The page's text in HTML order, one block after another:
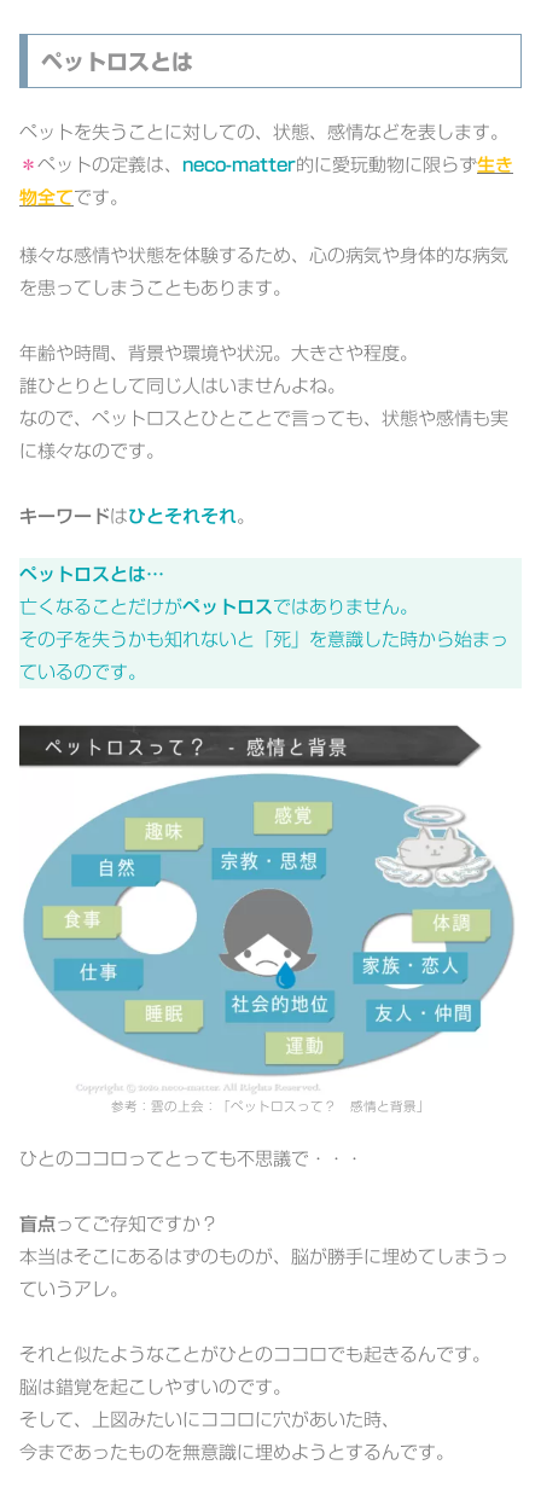
ペットロスとは
ペットを失うことに対しての、状態、感情などを表します。
＊ ペットの定義は、 neco-matter的に愛玩動物に限らず生き
物全てです。
様々な感情や状態を体験するため、心の病気や身体的な病気
を患ってしまうこともあります。
年齢や時間、背景や環境や状況。大きさや程度。
誰ひとりとして同じ人はいませんよね。
なので、ペットロスとひとことで言っても、状態や感情も実
に様々なのです。
キーワードはひとそれそれ。
ペットロスとは…
亡くなることだけがペットロスではありません。
その子を失うかも知れないと「死」を意識した時から始まっ
ているのです。
参考：雲の上会：「ペットロスって？ 感情と背景」
ひとのココロってとっても不思議で・・・
盲点ってご存知ですか？
本当はそこにあるはずのものが、脳が勝手に埋めてしまうっ
ていうアレ。
それと似たようなことがひとのココロでも起きるんです。
脳は錯覚を起こしやすいのです。
そして、上図みたいにココロに穴があいた時、
今まであったものを無意識に埋めようとするんです。